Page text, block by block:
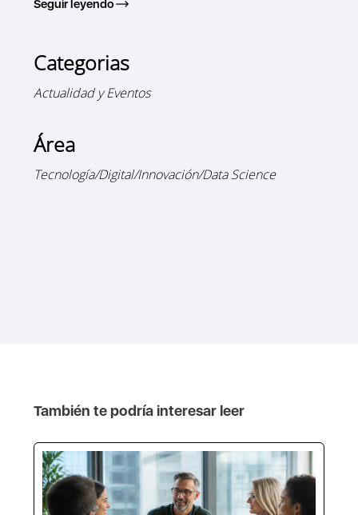
Seguir leyendo
Categorias
Actualidad y Eventos
Área
Tecnología/Digital/Innovación/Data Science
También te podría interesar leer